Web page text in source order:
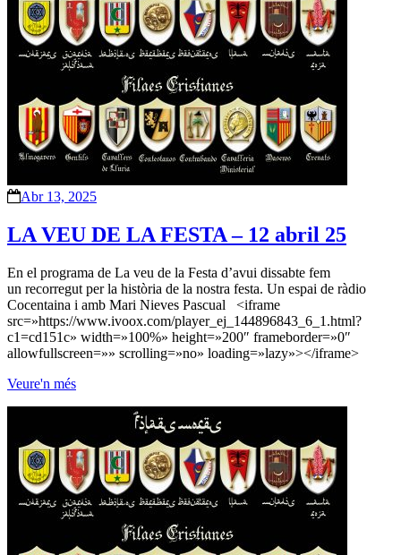
Abr 13, 2025
LA VEU DE LA FESTA – 12 abril 25
En el programa de La veu de la Festa d’avui dissabte fem
un recorregut per la història de la nostra festa. Un espai de ràdio
Cocentaina i amb Mari Nieves Pascual <iframe
src=»https://www.ivoox.com/player_ej_144896843_6_1.html?
c1=cd151c» width=»100%» height=»200″ frameborder=»0″
allowfullscreen=»» scrolling=»no» loading=»lazy»></iframe>
Veure'n més